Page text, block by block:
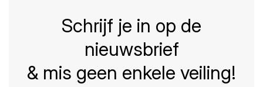
Schrijf je in op de
nieuwsbrief
& mis geen enkele veiling!